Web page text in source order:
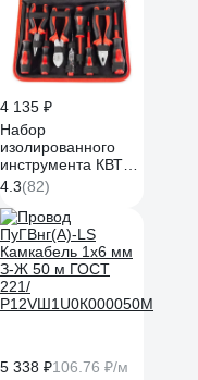
4 135 ₽
Набор
изолированного
инструмента КВТ
НИИ-01 59380
4.3(82)
5 338 ₽106.76 ₽/м